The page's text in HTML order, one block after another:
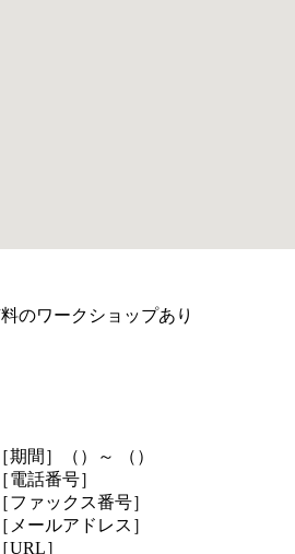
のワークショップあり
［期間］（）～ （）
［電話番号］
［ファックス番号］
［メールアドレス］
［URL］